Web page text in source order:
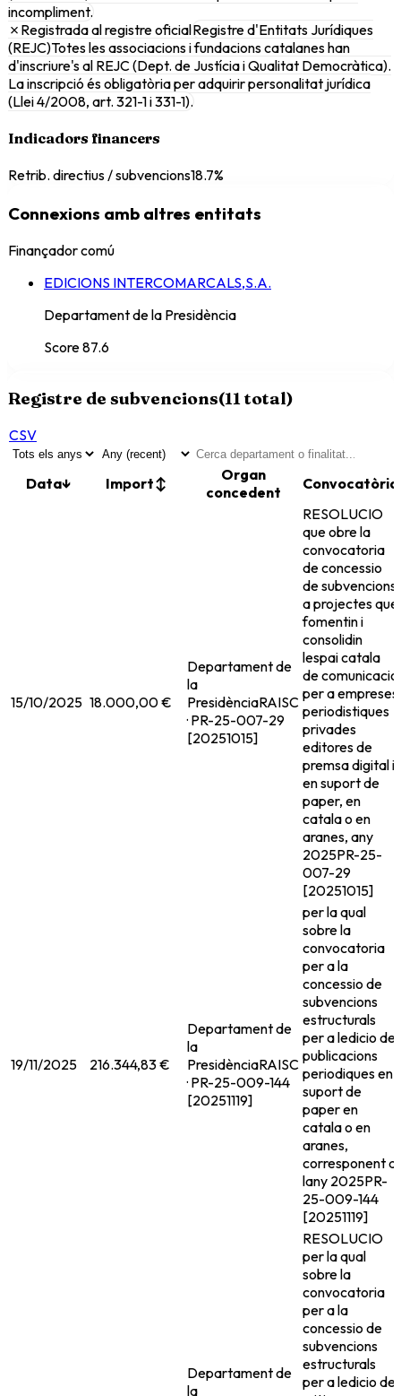
incompliment.
✗ Registrada al registre oficialRegistre d'Entitats Jurídiques
(REJC)Totes les associacions i fundacions catalanes han
d'inscriure's al REJC (Dept. de Justícia i Qualitat Democràtica).
La inscripció és obligatòria per adquirir personalitat jurídica
(Llei 4/2008, art. 321-1 i 331-1).
Indicadors financers
Retrib. directius / subvencions18.7%
Connexions amb altres entitats
Finançador comú
EDICIONS INTERCOMARCALS,S.A.
Departament de la Presidència
Score87.6
Registre de subvencions(11total)
CSV
Data↓ Import↕
Organ
concedent
Convocatòria
15/10/2025 18.000,00 €
Departament de
la
PresidènciaRAISC
· PR-25-007-29
[20251015]
RESOLUCIO
que obre la
convocatoria
de concessio
de subvencions
a projectes que
fomentin i
consolidin
lespai catala
de comunicacio
per a empreses
periodistiques
privades
editores de
premsa digital i
en suport de
paper, en
catala o en
aranes, any
2025PR-25-
007-29
[20251015]
19/11/2025 216.344,83 €
Departament de
la
PresidènciaRAISC
· PR-25-009-144
[20251119]
per la qual
sobre la
convocatoria
per a la
concessio de
subvencions
estructurals
per a ledicio de
publicacions
periodiques en
suport de
paper en
catala o en
aranes,
corresponent a
lany 2025PR-
25-009-144
[20251119]
Departament de
la
RESOLUCIO
per la qual
sobre la
convocatoria
per a la
concessio de
subvencions
estructurals
per a ledicio de